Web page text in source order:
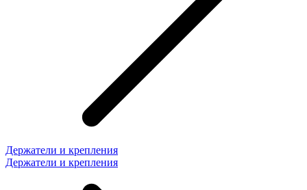
Держатели и крепления
Держатели и крепления